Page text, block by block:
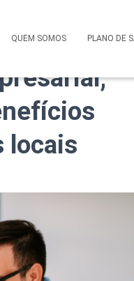
QUEM SOMOS PLANO DE
locais